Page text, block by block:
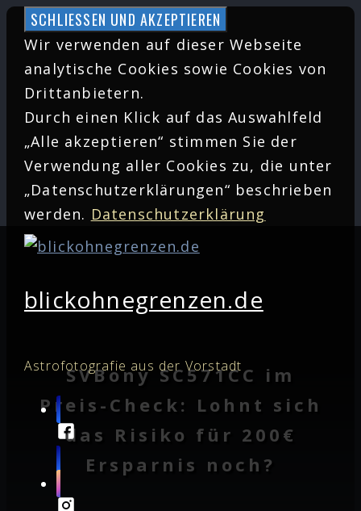
Zum
Inhalt
springen
Wir verwenden auf dieser Webseite
analytische Cookies sowie Cookies von
Drittanbietern.
Durch einen Klick auf das Auswahlfeld
„Alle akzeptieren“ stimmen Sie der
Verwendung aller Cookies zu, die unter
„Datenschutzerklärungen“ beschrieben
werden. Datenschutzerklärung
blickohnegrenzen.de
Astrofotografie aus der Vorstadt
SVBony SC571CC im
Preis-Check: Lohnt sich
das Risiko für 200€
Ersparnis noch?